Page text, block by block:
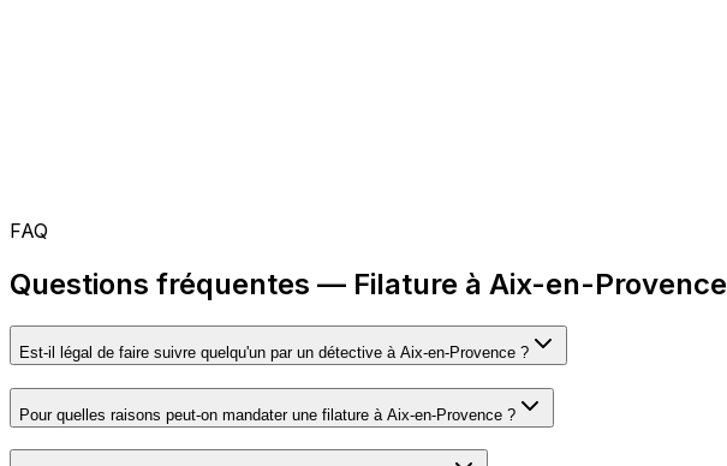
FAQ
Questions fréquentes — Filature à Aix-en-Provence
Est-il légal de faire suivre quelqu'un par un détective à Aix-en-Provence ?
Pour quelles raisons peut-on mandater une filature à Aix-en-Provence ?